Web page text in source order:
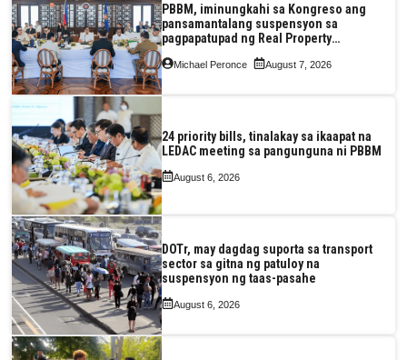
PBBM, iminungkahi sa Kongreso ang
pansamantalang suspensyon sa
pagpapatupad ng Real Property
Valuation and Assessment Reform Act
Michael Peronce August 7, 2026
24 priority bills, tinalakay sa ikaapat na
LEDAC meeting sa pangunguna ni PBBM
August 6, 2026
DOTr, may dagdag suporta sa transport
sector sa gitna ng patuloy na
suspensyon ng taas-pasahe
August 6, 2026